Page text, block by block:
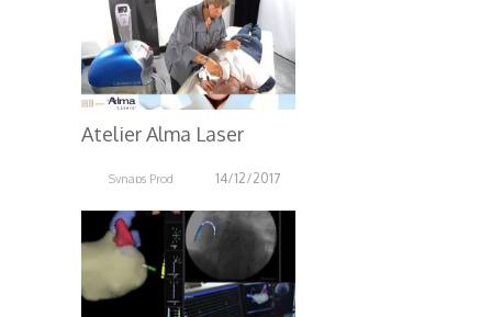
Atelier Alma Laser
Synaps Prod 14/12/2017